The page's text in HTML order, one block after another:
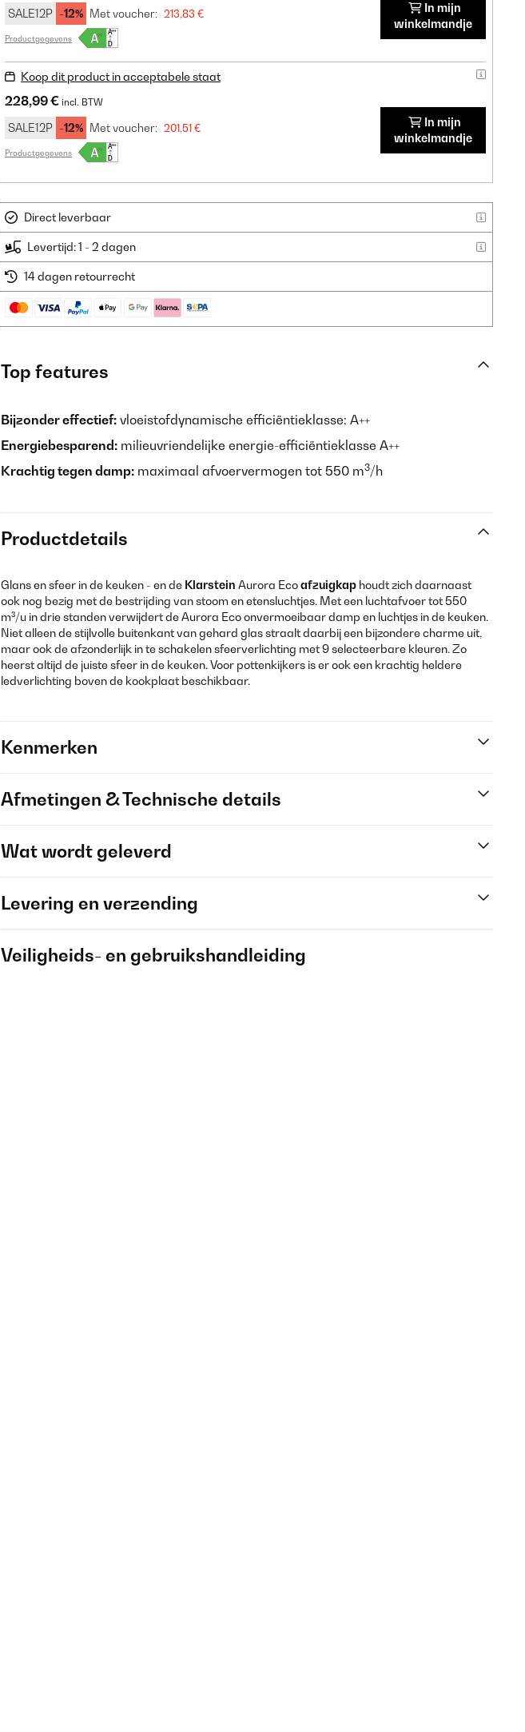
SALE12P -12% Met voucher: 213,83 €
Productgegevens
In mijn
winkelmandje
Koop dit product in acceptabele staat
228,99 € incl. BTW
SALE12P -12% Met voucher: 201,51 €
Productgegevens
In mijn
winkelmandje
Direct leverbaar
Levertijd: 1 - 2 dagen
14 dagen retourrecht
Top features
Bijzonder effectief: vloeistofdynamische efficiëntieklasse: A++
Energiebesparend: milieuvriendelijke energie-efficiëntieklasse A++
Krachtig tegen damp: maximaal afvoervermogen tot 550 m3/h
Productdetails
Glans en sfeer in de keuken - en de Klarstein Aurora Ecoafzuigkap houdt zich daarnaast
ook nog bezig met de bestrijding van stoom en etensluchtjes. Met een luchtafvoer tot 550
m³/u in drie standen verwijdert de Aurora Eco onvermoeibaar damp en luchtjes in de keuken.
Niet alleen de stijlvolle buitenkant van gehard glas straalt daarbij een bijzondere charme uit,
maar ook de afzonderlijk in te schakelen sfeerverlichting met 9 selecteerbare kleuren. Zo
heerst altijd de juiste sfeer in de keuken. Voor pottenkijkers is er ook een krachtig heldere
ledverlichting boven de kookplaat beschikbaar.
Kenmerken
Afmetingen & Technische details
Wat wordt geleverd
Levering en verzending
Veiligheids- en gebruikshandleiding